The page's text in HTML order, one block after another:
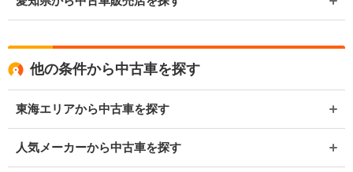
他の条件から中古車を探す
東海エリアから中古車を探す
人気メーカーから中古車を探す